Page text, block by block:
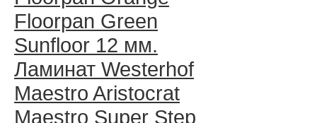
Floorpan Green
Sunfloor 12 мм.
Ламинат Westerhof
Maestro Aristocrat
Maestro Super Step